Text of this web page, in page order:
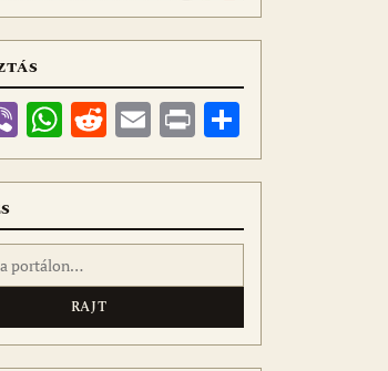
ViberWhatsApp
Reddit
Email
Print
meg